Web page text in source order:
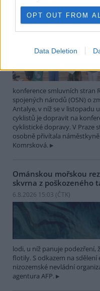
OPT OUT FROM
Data Deletion
Do Prahy dorazili
konferenci o klimatu
konference smluvních stran
spojených národů (OSN) o
Antalye, v níž se v listopadu
cyklistů je dopravit na
cyklistické dopravy. V Praze
osobně přivítala
Komrsková.
Ománskou mořskou
skvrna z poškozeného
6.8.2026 15:03 (ČTK)
lodi, u níž panuje podezření,
flotily. S odkazem na sdělení
nizozemské nevládní
agentura AFP.